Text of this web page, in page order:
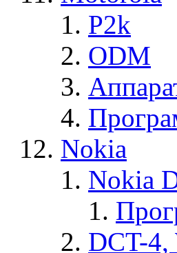
P2k
ODM
Nokia
Nokia
DCT-4,